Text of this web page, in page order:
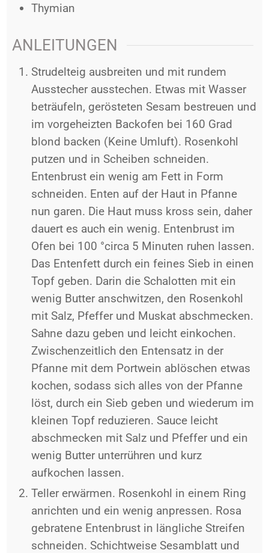
Thymian
ANLEITUNGEN
Strudelteig ausbreiten und mit rundem
Ausstecher ausstechen. Etwas mit Wasser
beträufeln, gerösteten Sesam bestreuen und
im vorgeheizten Backofen bei 160 Grad
blond backen (Keine Umluft). Rosenkohl
putzen und in Scheiben schneiden.
Entenbrust ein wenig am Fett in Form
schneiden. Enten auf der Haut in Pfanne
nun garen. Die Haut muss kross sein, daher
dauert es auch ein wenig. Entenbrust im
Ofen bei 100 °circa 5 Minuten ruhen lassen.
Das Entenfett durch ein feines Sieb in einen
Topf geben. Darin die Schalotten mit ein
wenig Butter anschwitzen, den Rosenkohl
mit Salz, Pfeffer und Muskat abschmecken.
Sahne dazu geben und leicht einkochen.
Zwischenzeitlich den Entensatz in der
Pfanne mit dem Portwein ablöschen etwas
kochen, sodass sich alles von der Pfanne
löst, durch ein Sieb geben und wiederum im
kleinen Topf reduzieren. Sauce leicht
abschmecken mit Salz und Pfeffer und ein
wenig Butter unterrühren und kurz
aufkochen lassen.
Teller erwärmen. Rosenkohl in einem Ring
anrichten und ein wenig anpressen. Rosa
gebratene Entenbrust in längliche Streifen
schneiden. Schichtweise Sesamblatt und